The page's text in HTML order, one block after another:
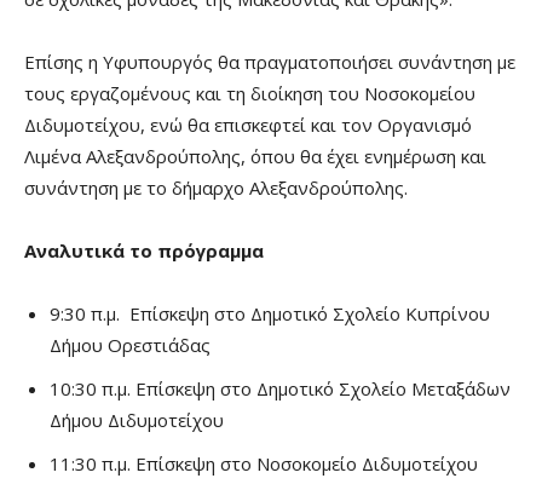
Επίσης η Υφυπουργός θα πραγματοποιήσει συνάντηση με
τους εργαζομένους και τη διοίκηση του Νοσοκομείου
Διδυμοτείχου, ενώ θα επισκεφτεί και τον Οργανισμό
Λιμένα Αλεξανδρούπολης, όπου θα έχει ενημέρωση και
συνάντηση με το δήμαρχο Αλεξανδρούπολης.
Αναλυτικά το πρόγραμμα
9:30 π.μ. Επίσκεψη στο Δημοτικό Σχολείο Κυπρίνου
Δήμου Ορεστιάδας
10:30 π.μ. Επίσκεψη στο Δημοτικό Σχολείο Μεταξάδων
Δήμου Διδυμοτείχου
11:30 π.μ. Επίσκεψη στο Νοσοκομείο Διδυμοτείχου